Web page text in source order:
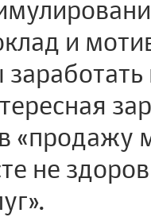
и
«продажу
не